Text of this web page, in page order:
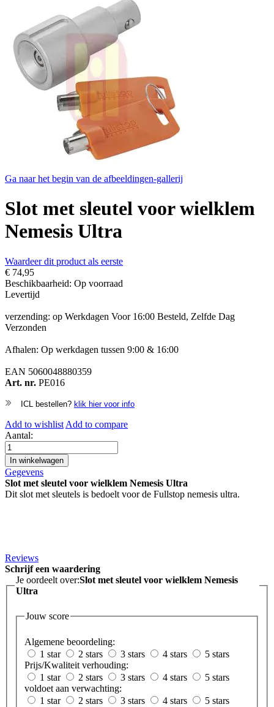
Ga naar het begin van de afbeeldingen-gallerij
Slot met sleutel voor wielklem
Nemesis Ultra
Waardeer dit product als eerste
€ 74,95
Beschikbaarheid: Op voorraad
Levertijd
verzending: op Werkdagen Voor 16:00 Besteld, Zelfde Dag
Verzonden
Afhalen: Op werkdagen tussen 9:00 & 16:00
EAN 5060048880359
Art. nr. PE016
ICL bestellen? klik hier voor info
Add to wishlist Add to compare
Aantal:
In winkelwagen
Gegevens
Slot met sleutel voor wielklem Nemesis Ultra
Dit slot met sleutels is bedoelt voor de Fullstop nemesis ultra.
Reviews
Schrijf een waardering
Je oordeelt over:Slot met sleutel voor wielklem Nemesis
Ultra
Jouw score
Algemene beoordeling:
1 star
2 stars 3 stars 4 stars
5 stars
Prijs/Kwaliteit verhouding:
1 star
2 stars 3 stars 4 stars
5 stars
voldoet aan verwachting:
1 star
2 stars 3 stars 4 stars
5 stars